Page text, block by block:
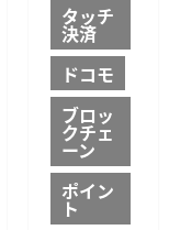
タッチ
決済
ドコモ
ブロッ
クチェ
ーン
ポイン
ト